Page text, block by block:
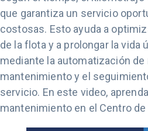
que garantiza un servicio
costosas. Esto ayuda a
de la flota y a prolongar la vida
mediante la automatización
mantenimiento y el
servicio. En este video,
mantenimiento en el Centro